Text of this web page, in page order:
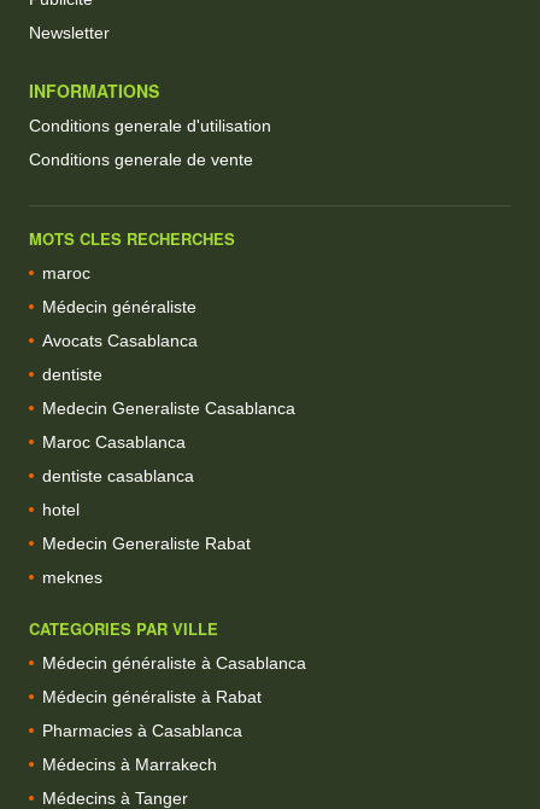
Newsletter
INFORMATIONS
Conditions generale d'utilisation
Conditions generale de vente
MOTS CLES RECHERCHES
maroc
Médecin généraliste
Avocats Casablanca
dentiste
Medecin Generaliste Casablanca
Maroc Casablanca
dentiste casablanca
hotel
Medecin Generaliste Rabat
meknes
CATEGORIES PAR VILLE
Médecin généraliste à Casablanca
Médecin généraliste à Rabat
Pharmacies à Casablanca
Médecins à Marrakech
Médecins à Tanger